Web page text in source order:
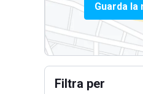
Guarda la
Filtra per